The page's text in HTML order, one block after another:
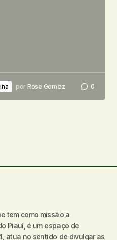
por Rose Gomez 0
tem como missão a
Piauí, é um espaço de
atua no sentido de divulgar as